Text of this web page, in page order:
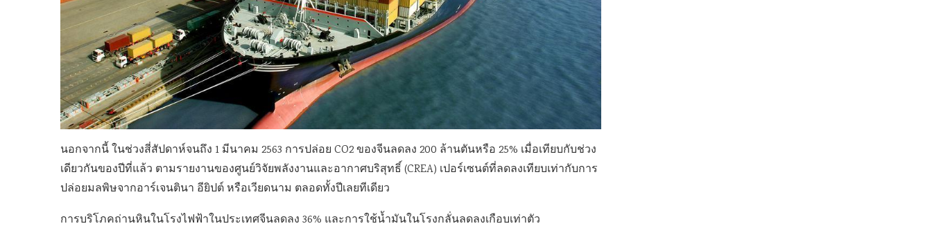
นอกจากนี้ ในช่วงสี่สัปดาห์จนถึง 1 มีนาคม 2563 การปล่อย CO2 ของจีนลดลง 200 ล้านตันหรือ 25% เมื่อเทียบกับช่วง
เดียวกันของปีที่แล้ว ตามรายงานของศูนย์วิจัยพลังงานและอากาศบริสุทธิ์ (CREA) เปอร์เซนต์ที่ลดลงเทียบเท่ากับการ
ปล่อยมลพิษจากอาร์เจนตินา อียิปต์ หรือเวียดนาม ตลอดทั้งปีเลยทีเดียว
การบริโภคถ่านหินในโรงไฟฟ้าในประเทศจีนลดลง 36% และการใช้น้ำมันในโรงกลั่นลดลงเกือบเท่าตัว